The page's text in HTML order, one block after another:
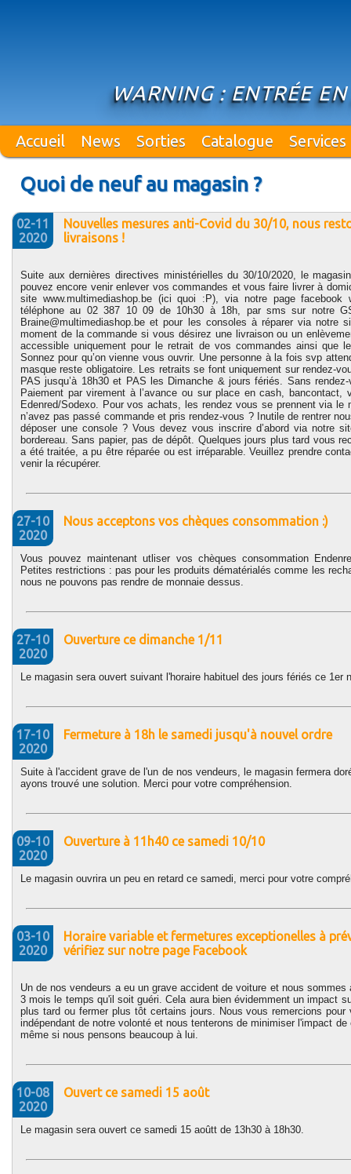
WARNING : ENTRÉE
Accueil News Sorties Catalogue Services
Quoi de neuf au magasin ?
02-11
2020
Nouvelles mesures anti-Covid du 30/10, nous
livraisons !
Suite aux dernières directives ministérielles du 30/10/2020, le
pouvez encore venir enlever vos commandes et vous faire livrer à
site www.multimediashop.be (ici quoi :P), via notre page facebook
téléphone au 02 387 10 09 de 10h30 à 18h, par sms sur notre
Braine@multimediashop.be et pour les consoles à réparer via notre
moment de la commande si vous désirez une livraison ou un
accessible uniquement pour le retrait de vos commandes ainsi que
Sonnez pour qu’on vienne vous ouvrir. Une personne à la fois svp
masque reste obligatoire. Les retraits se font uniquement sur rendez-
PAS jusqu’à 18h30 et PAS les Dimanche & jours fériés. Sans
Paiement par virement à l’avance ou sur place en cash, bancontact,
Edenred/Sodexo. Pour vos achats, les rendez vous se prennent via le
n’avez pas passé commande et pris rendez-vous ? Inutile de rentrer
déposer une console ? Vous devez vous inscrire d’abord via notre
bordereau. Sans papier, pas de dépôt. Quelques jours plus tard vous
a été traitée, a pu être réparée ou est irréparable. Veuillez prendre
venir la récupérer.
27-10
2020
Nous acceptons vos chèques consommation :)
Vous pouvez maintenant utliser vos chèques consommation
Petites restrictions : pas pour les produits dématérialés comme les
nous ne pouvons pas rendre de monnaie dessus.
27-10
2020
Ouverture ce dimanche 1/11
Le magasin sera ouvert suivant l'horaire habituel des jours fériés ce 1er
17-10
2020
Fermeture à 18h le samedi jusqu'à nouvel ordre
Suite à l'accident grave de l'un de nos vendeurs, le magasin fermera
ayons trouvé une solution. Merci pour votre compréhension.
09-10
2020
Ouverture à 11h40 ce samedi 10/10
Le magasin ouvrira un peu en retard ce samedi, merci pour votre
03-10
2020
Horaire variable et fermetures exceptionelles à
vérifiez sur notre page Facebook
Un de nos vendeurs a eu un grave accident de voiture et nous
3 mois le temps qu'il soit guéri. Cela aura bien évidemment un impact
plus tard ou fermer plus tôt certains jours. Nous vous remercions
indépendant de notre volonté et nous tenterons de minimiser l'impact
même si nous pensons beaucoup à lui.
10-08
2020
Ouvert ce samedi 15 août
Le magasin sera ouvert ce samedi 15 aoûtt de 13h30 à 18h30.